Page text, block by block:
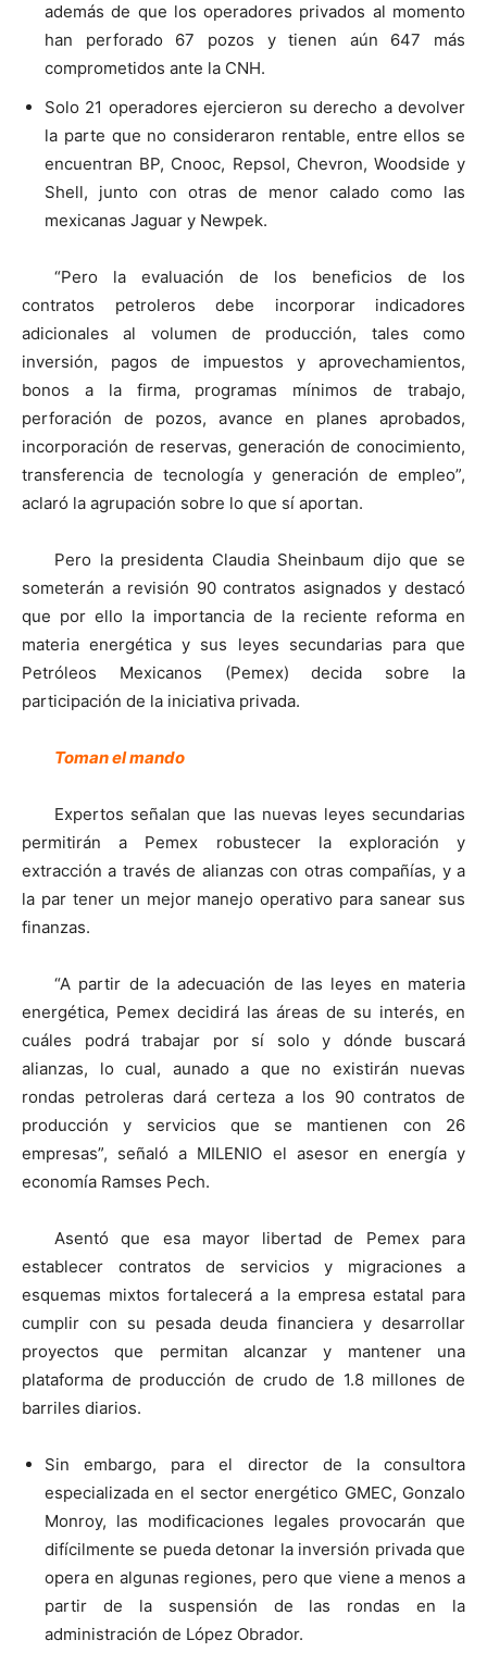
además de que los operadores privados al momento
han perforado 67 pozos y tienen aún 647 más
comprometidos ante la CNH.
Solo 21 operadores ejercieron su derecho a devolver
la parte que no consideraron rentable, entre ellos se
encuentran BP, Cnooc, Repsol, Chevron, Woodside y
Shell, junto con otras de menor calado como las
mexicanas Jaguar y Newpek.
“Pero la evaluación de los beneficios de los
contratos petroleros debe incorporar indicadores
adicionales al volumen de producción, tales como
inversión, pagos de impuestos y aprovechamientos,
bonos a la firma, programas mínimos de trabajo,
perforación de pozos, avance en planes aprobados,
incorporación de reservas, generación de conocimiento,
transferencia de tecnología y generación de empleo”,
aclaró la agrupación sobre lo que sí aportan.
Pero la presidenta Claudia Sheinbaum dijo que se
someterán a revisión 90 contratos asignados y destacó
que por ello la importancia de la reciente reforma en
materia energética y sus leyes secundarias para que
Petróleos Mexicanos (Pemex) decida sobre la
participación de la iniciativa privada.
Toman el mando
Expertos señalan que las nuevas leyes secundarias
permitirán a Pemex robustecer la exploración y
extracción a través de alianzas con otras compañías, y a
la par tener un mejor manejo operativo para sanear sus
finanzas.
“A partir de la adecuación de las leyes en materia
energética, Pemex decidirá las áreas de su interés, en
cuáles podrá trabajar por sí solo y dónde buscará
alianzas, lo cual, aunado a que no existirán nuevas
rondas petroleras dará certeza a los 90 contratos de
producción y servicios que se mantienen con 26
empresas”, señaló a MILENIO el asesor en energía y
economía Ramses Pech.
Asentó que esa mayor libertad de Pemex para
establecer contratos de servicios y migraciones a
esquemas mixtos fortalecerá a la empresa estatal para
cumplir con su pesada deuda financiera y desarrollar
proyectos que permitan alcanzar y mantener una
plataforma de producción de crudo de 1.8 millones de
barriles diarios.
Sin embargo, para el director de la consultora
especializada en el sector energético GMEC, Gonzalo
Monroy, las modificaciones legales provocarán que
difícilmente se pueda detonar la inversión privada que
opera en algunas regiones, pero que viene a menos a
partir de la suspensión de las rondas en la
administración de López Obrador.